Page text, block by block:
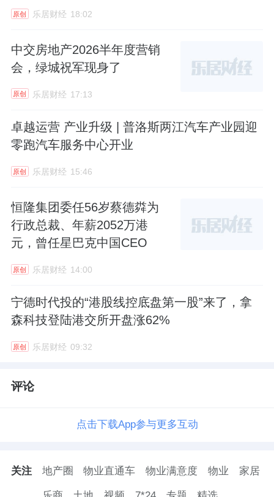
原创 乐居财经 18:02
中交房地产2026半年度营销
会，绿城祝军现身了
原创 乐居财经 17:13
卓越运营 产业升级 | 普洛斯两江汽车产业园迎
零跑汽车服务中心开业
原创 乐居财经 15:46
恒隆集团委任56岁蔡德粦为
行政总裁、年薪2052万港
元，曾任星巴克中国CEO
原创 乐居财经 14:00
宁德时代投的“港股线控底盘第一股”来了，拿
森科技登陆港交所开盘涨62%
原创 乐居财经 09:32
评论
点击下载App参与更多互动
关注 地产圈 物业直通车 物业满意度 物业 家居